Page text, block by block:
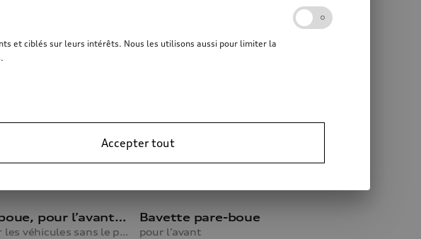
Bavette pare-boue, pour l’avant, pour les véhicules sans le pack extérieur S line
pour l’avant, pour les véhicules sans le pack extérieur S line
Bavette pare-boue
pour l’avant
et ciblés sur leurs intérêts. Nous les utilisons aussi pour limiter la
Accepter tout